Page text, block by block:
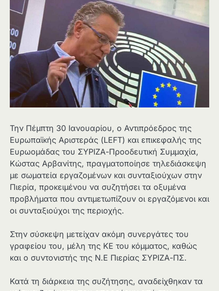
Την Πέμπτη 30 Ιανουαρίου, ο Αντιπρόεδρος της
Ευρωπαϊκής Αριστεράς (LEFT) και επικεφαλής της
Ευρωομάδας του ΣΥΡΙΖΑ-Προοδευτική Συμμαχία,
Κώστας Αρβανίτης, πραγματοποίησε τηλεδιάσκεψη
με σωματεία εργαζομένων και συνταξιούχων στην
Πιερία, προκειμένου να συζητήσει τα οξυμένα
προβλήματα που αντιμετωπίζουν οι εργαζόμενοι και
οι συνταξιούχοι της περιοχής.
Στην σύσκεψη μετείχαν ακόμη συνεργάτες του
γραφείου του, μέλη της ΚΕ του κόμματος, καθώς
και ο συντονιστής της Ν.Ε Πιερίας ΣΥΡΙΖΑ-ΠΣ.
Κατά τη διάρκεια της συζήτησης, αναδείχθηκαν τα